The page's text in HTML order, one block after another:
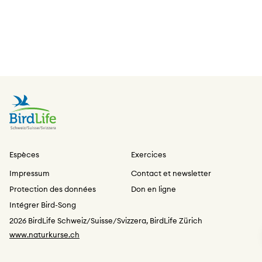
Espèces
Exercices
Impressum
Contact et newsletter
Protection des données
Don en ligne
Intégrer Bird-Song
2026 BirdLife Schweiz/Suisse/Svizzera, BirdLife Zürich
www.naturkurse.ch